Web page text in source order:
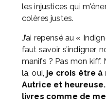
les injustices qui
colères justes.
J’ai repensé au «
faut savoir s’indigner,
manifs ? Pas mon kiff.
là, oui, je crois être à
Autrice et
livres comme de